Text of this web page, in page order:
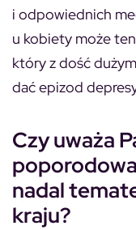
i odpowiednich
u kobiety może
który z dość
dać epizod
Czy uważa
nadal
kraju?